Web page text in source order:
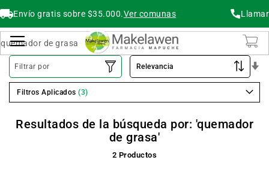
Envío gratis sobre $35.000.Ver comunas Llamar
Resultados de la búsqueda por: 'quemador
de grasa'
2 Productos
Filtrar por
Filtros Aplicados